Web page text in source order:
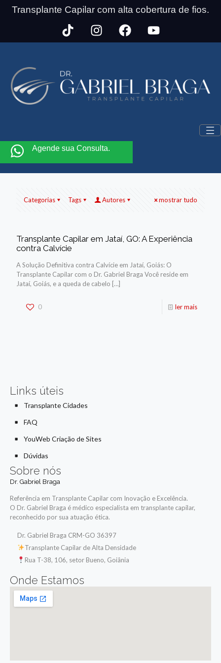
Transplante Capilar com alta cobertura de fios.
Agende sua Consulta.
Categorias Tags Autores mostrar tudo
Transplante Capilar em Jataí, GO: A Experiência
contra Calvície
A Solução Definitiva contra Calvície em Jataí, Goiás: O
Transplante Capilar com o Dr. Gabriel Braga Você reside em
Jataí, Goiás, e a queda de cabelo […]
0 ler mais
Links úteis
Transplante Cidades
FAQ
YouWeb Criação de Sites
Dúvidas
Sobre nós
Dr. Gabriel Braga
Referência em Transplante Capilar com Inovação e Excelência.
O Dr. Gabriel Braga é médico especialista em transplante capilar,
reconhecido por sua atuação ética.
Dr. Gabriel Braga CRM-GO 36397
Transplante Capilar de Alta Densidade
Rua T-38, 106, setor Bueno, Goiânia
Onde Estamos